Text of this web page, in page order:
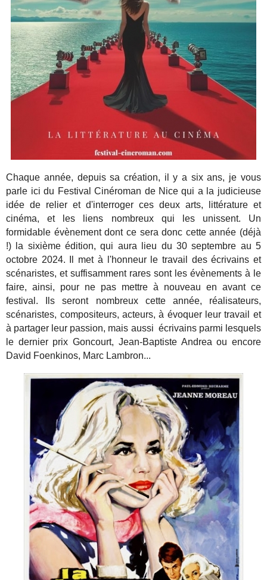
Chaque année, depuis sa création, il y a six ans, je vous
parle ici du Festival Cinéroman de Nice qui a la judicieuse
idée de relier et d'interroger ces deux arts, littérature et
cinéma, et les liens nombreux qui les unissent. Un
formidable évènement dont ce sera donc cette année (déjà
!) la sixième édition, qui aura lieu du 30 septembre au 5
octobre 2024. Il met à l'honneur le travail des écrivains et
scénaristes, et suffisamment rares sont les évènements à le
faire, ainsi, pour ne pas mettre à nouveau en avant ce
festival. Ils seront nombreux cette année, réalisateurs,
scénaristes, compositeurs, acteurs, à évoquer leur travail et
à partager leur passion, mais aussi écrivains parmi lesquels
le dernier prix Goncourt, Jean-Baptiste Andrea ou encore
David Foenkinos, Marc Lambron...